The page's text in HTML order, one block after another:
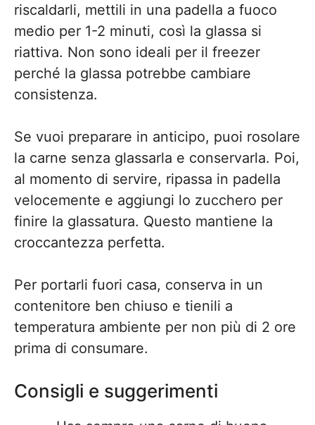
riscaldarli, mettili in una padella a fuoco
medio per 1-2 minuti, così la glassa si
riattiva. Non sono ideali per il freezer
perché la glassa potrebbe cambiare
consistenza.
Se vuoi preparare in anticipo, puoi rosolare
la carne senza glassarla e conservarla. Poi,
al momento di servire, ripassa in padella
velocemente e aggiungi lo zucchero per
finire la glassatura. Questo mantiene la
croccantezza perfetta.
Per portarli fuori casa, conserva in un
contenitore ben chiuso e tienili a
temperatura ambiente per non più di 2 ore
prima di consumare.
Consigli e suggerimenti